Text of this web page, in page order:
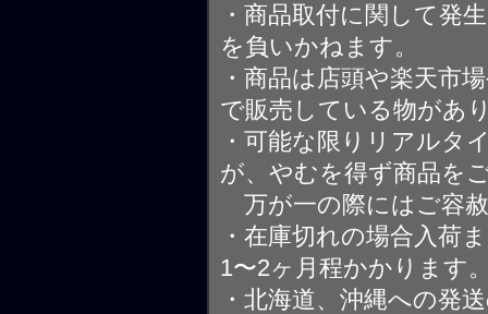
・商品取付に関して発
を負いかねます。
・商品は店頭や楽天市
で販売している物があ
・可能な限りリアルタ
が、やむを得ず商品を
万が一の際にはご容
・在庫切れの場合入荷
1〜2ヶ月程かかります
・北海道、沖縄への発